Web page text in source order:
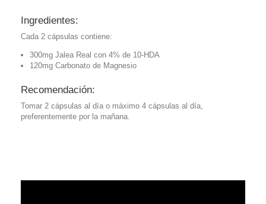
Ingredientes:
Cada 2 cápsulas contiene:
300mg Jalea Real con 4% de 10-HDA
120mg Carbonato de Magnesio
Recomendación:
Tomar 2 cápsulas al día o máximo 4 cápsulas al día,
preferentemente por la mañana.